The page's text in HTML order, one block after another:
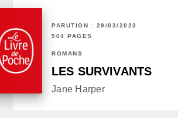
PARUTION : 29/03/2023
504 PAGES
ROMANS
LES SURVIVANTS
Jane Harper